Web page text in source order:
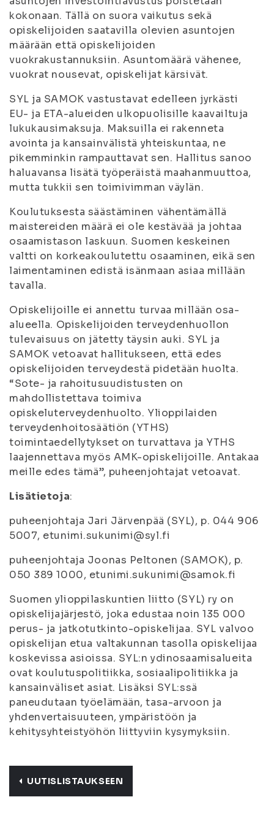
kokonaan. Tällä on suora vaikutus sekä
opiskelijoiden saatavilla olevien asuntojen
määrään että opiskelijoiden
vuokrakustannuksiin. Asuntomäärä vähenee,
vuokrat nousevat, opiskelijat kärsivät.
SYL ja SAMOK vastustavat edelleen jyrkästi
EU- ja ETA-alueiden ulkopuolisille kaavailtuja
lukukausimaksuja. Maksuilla ei rakenneta
avointa ja kansainvälistä yhteiskuntaa, ne
pikemminkin rampauttavat sen. Hallitus sanoo
haluavansa lisätä työperäistä maahanmuuttoa,
mutta tukkii sen toimivimman väylän.
Koulutuksesta säästäminen vähentämällä
maistereiden määrä ei ole kestävää ja johtaa
osaamistason laskuun. Suomen keskeinen
valtti on korkeakoulutettu osaaminen, eikä sen
laimentaminen edistä isänmaan asiaa millään
tavalla.
Opiskelijoille ei annettu turvaa millään osa-
alueella. Opiskelijoiden terveydenhuollon
tulevaisuus on jätetty täysin auki. SYL ja
SAMOK vetoavat hallitukseen, että edes
opiskelijoiden terveydestä pidetään huolta.
“Sote- ja rahoitusuudistusten on
mahdollistettava toimiva
opiskeluterveydenhuolto. Ylioppilaiden
terveydenhoitosäätiön (YTHS)
toimintaedellytykset on turvattava ja YTHS
laajennettava myös AMK-opiskelijoille. Antakaa
meille edes tämä”, puheenjohtajat vetoavat.
Lisätietoja:
puheenjohtaja Jari Järvenpää (SYL), p. 044 906
5007, etunimi.sukunimi@syl.fi
puheenjohtaja Joonas Peltonen (SAMOK), p.
050 389 1000, etunimi.sukunimi@samok.fi
Suomen ylioppilaskuntien liitto (SYL) ry on
opiskelijajärjestö, joka edustaa noin 135 000
perus- ja jatkotutkinto-opiskelijaa. SYL valvoo
opiskelijan etua valtakunnan tasolla opiskelijaa
koskevissa asioissa. SYL:n ydinosaamisalueita
ovat koulutuspolitiikka, sosiaalipolitiikka ja
kansainväliset asiat. Lisäksi SYL:ssä
paneudutaan työelämään, tasa-arvoon ja
yhdenvertaisuuteen, ympäristöön ja
kehitysyhteistyöhön liittyviin kysymyksiin.
UUTISLISTAUKSEEN